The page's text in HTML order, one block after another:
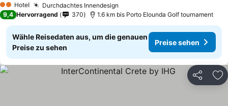
2 Sterne
Hotel Durchdachtes Innendesign
9,4 Hervorragend 370 1.6 km bis Porto Elounda Golf tournament
Wähle Reisedaten aus, um die genauen
Preise zu sehen
Preise sehen
Teilen